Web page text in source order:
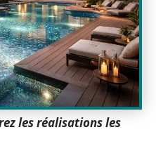
les réalisations les